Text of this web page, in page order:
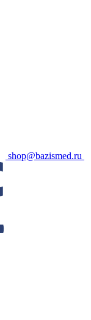
shop@bazismed.ru